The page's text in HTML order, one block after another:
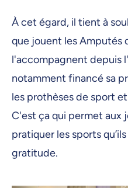
À cet égard, il tient à
que jouent les Amputés
l'accompagnent depuis
notamment financé sa
les prothèses de sport
C'est ça qui permet aux
pratiquer les sports
gratitude.